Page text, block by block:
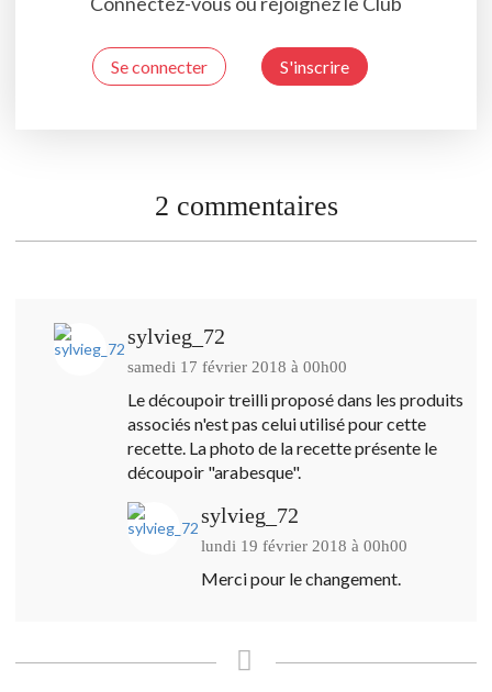
Se connecter S'inscrire
2 commentaires
sylvieg_72
samedi 17 février 2018 à 00h00
Le découpoir treilli proposé dans les produits
associés n'est pas celui utilisé pour cette
recette. La photo de la recette présente le
découpoir "arabesque".
sylvieg_72
lundi 19 février 2018 à 00h00
Merci pour le changement.